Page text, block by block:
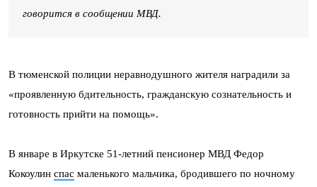
говорится в сообщении МВД.
В тюменской полиции неравнодушного жителя наградили за
«проявленную бдительность, гражданскую сознательность и
готовность прийти на помощь».
В январе в Иркутске 51-летний пенсионер МВД Федор
Кокоулин спас маленького мальчика, бродившего по ночному